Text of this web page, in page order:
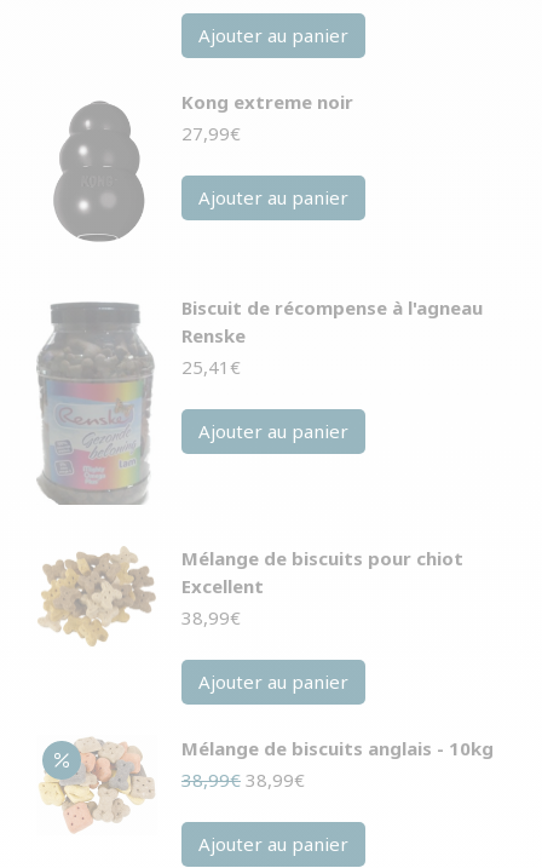
Ajouter au panier
Kong extreme noir
27,99€
Ajouter au panier
Biscuit de récompense à l'agneau
Renske
25,41 €
Ajouter au panier
Mélange de biscuits pour chiot
Excellent
38,99€
Ajouter au panier
Mélange de biscuits anglais - 10kg
38,99€ Le
initial
était :
38,99€
actuel
est :
Ajouter au panier